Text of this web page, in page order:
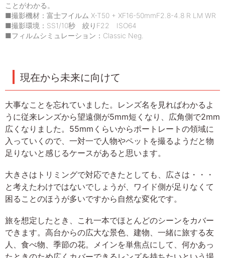
ことがわかる。
■撮影機材：富士フイルム X-T50 + XF16-50mmF2.8-4.8 R LM WR
■撮影環境：SS1/10秒 絞りF22 ISO64
■フィルムシミュレーション：Classic Neg.
現在から未来に向けて
大事なことを忘れていました。レンズ名を見ればわかるよ
うに従来レンズから望遠側が5mm短くなり、広角側で2mm
広くなりました。55mmくらいからポートレートの領域に
入っていくので、一対一で人物やペットを撮るようだと物
足りないと感じるケースがあると思います。
大きさはトリミングで対応できたとしても、広さは・・・
と考えたわけではないでしょうが、ワイド側が足りなくて
困ることのほうが多いですから自然な変化です。
旅を想定したとき、これ一本でほとんどのシーンをカバー
できます。高台からの広大な景色、建物、一緒に旅する友
人、食べ物、季節の花。メインを単焦点にして、何かあっ